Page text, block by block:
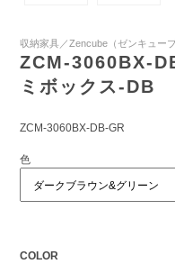
収納家具／Zencube（ゼンキューブ
ZCM-3060BX-
ミボックス-DB
ZCM-3060BX-DB-GR
色
COLOR